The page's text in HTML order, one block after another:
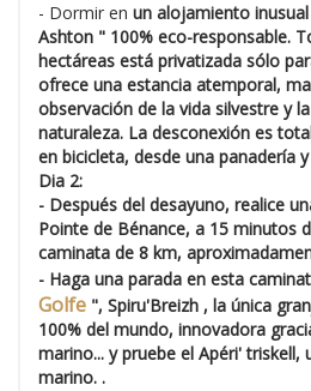
- Dormir en un alojamiento
Ashton " 100% eco-responsable.
hectáreas está privatizada sólo
ofrece una estancia atemporal,
observación de la vida silvestre y
naturaleza. La desconexión es
en bicicleta, desde una panadería
Dia 2:
- Después del desayuno, realice
Pointe de Bénance, a 15 minutos
caminata de 8 km,
- Haga una parada en esta
Golfe ", Spiru'Breizh , la única
100% del mundo, innovadora
marino... y pruebe el Apéri'
marino. .